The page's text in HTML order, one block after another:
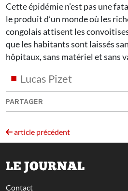
Cette épidémie n’est pas une
le produit d’un monde où les
congolais attisent les
que les habitants sont laissés
hôpitaux, sans matériel et sans
Lucas Pizet
PARTAGER
article précédent
LE JOURNAL
Contact